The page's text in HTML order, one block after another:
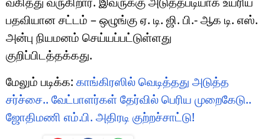
பதவியான சட்டம் – ஒழுங்கு ஏ. டி. ஜி. பி.- ஆக டி. எஸ்.
அன்பு நியமனம் செய்யப்பட்டுள்ளது
குறிப்பிடத்தக்கது.
மேலும் படிக்க: காங்கிரஸில் வெடித்தது அடுத்த
சர்ச்சை.. வேட்பாளர்கள் தேர்வில் பெரிய முறைகேடு..
ஜோதிமணி எம்.பி. அதிரடி குற்றச்சாட்டு!